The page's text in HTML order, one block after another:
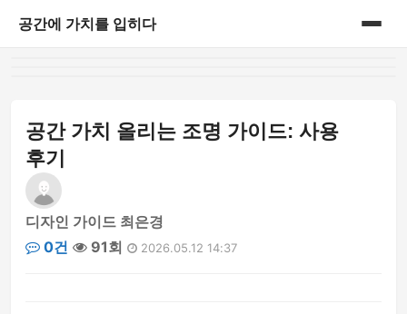
공간에 가치를 입히다
공간 가치 올리는 조명 가이드: 사용
후기
디자인 가이드 최은경
0건
91회 2026.05.12 14:37